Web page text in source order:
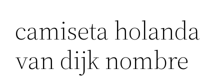
camiseta holanda
van dijk nombre